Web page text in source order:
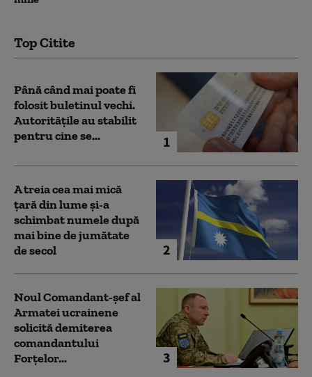
Top Citite
1
Până când mai poate fi
folosit buletinul vechi.
Autoritățile au stabilit
pentru cine se...
2
A treia cea mai mică
țară din lume și-a
schimbat numele după
mai bine de jumătate
de secol
3
Noul Comandant-șef al
Armatei ucrainene
solicită demiterea
comandantului
Forțelor...